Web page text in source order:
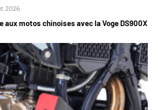
2026
aux motos chinoises avec la Voge DS900X